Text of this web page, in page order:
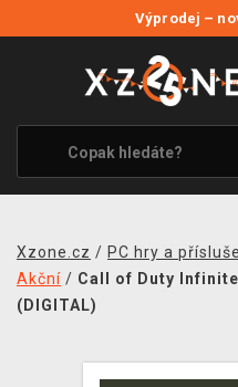
Výprodej –
VÝPRODEJ
VIDEOHRY
XZONE ORIGINALS
TÉMATIKY
MERCHANDISE
Xzone.cz / PC hry a
Akční / Call of Duty
(DIGITAL)